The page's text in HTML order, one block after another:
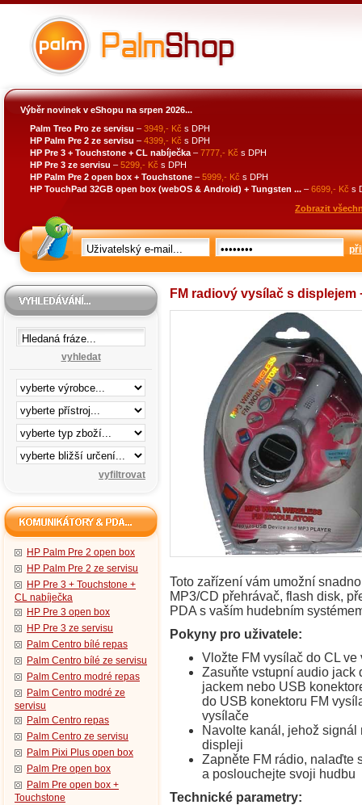
Výběr novinek v eShopu na srpen 2026...
Palm Treo Pro ze servisu – 3949,- Kč s DPH
HP Palm Pre 2 ze servisu – 4399,- Kč s DPH
HP Pre 3 + Touchstone + CL nabíječka – 7777,- Kč s DPH
HP Pre 3 ze servisu – 5299,- Kč s DPH
HP Palm Pre 2 open box + Touchstone – 5999,- Kč s DPH
HP TouchPad 32GB open box (webOS & Android) + Tungsten ... – 6699,- Kč s
Zobrazit
vyhledat
HP Palm Pre 2 open box
HP Palm Pre 2 ze servisu
HP Pre 3 + Touchstone +
CL nabíječka
HP Pre 3 open box
HP Pre 3 ze servisu
Palm Centro bílé repas
Palm Centro bílé ze servisu
Palm Centro modré repas
Palm Centro modré ze
servisu
Palm Centro repas
Palm Centro ze servisu
Palm Pixi Plus open box
Palm Pre open box
Palm Pre open box +
Touchstone
FM radiový vysílač s displejem
Toto zařízení vám umožní
MP3/CD přehrávač, flash disk,
PDA s vaším hudebním
Pokyny pro uživatele:
Vložte FM vysílač do CL
Zasuňte vstupní audio jack
jackem nebo USB
do USB konektoru FM
vysílače
Navolte kanál, jehož
displeji
Zapněte FM rádio, nalaďte
a poslouchejte svoji hudbu
Technické parametry: